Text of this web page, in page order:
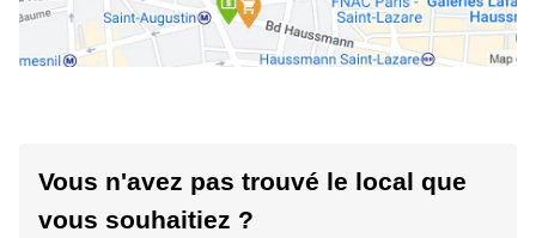
Vous n'avez pas trouvé le local que
vous souhaitiez ?